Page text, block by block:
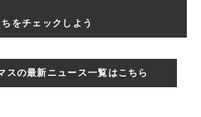
ちをチェックしよう
スの最新ニュース一覧はこちら